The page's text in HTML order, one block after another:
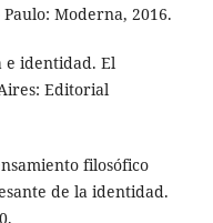
Moderna, 2016.
e identidad. El
Editorial
filosófico
de la identidad.